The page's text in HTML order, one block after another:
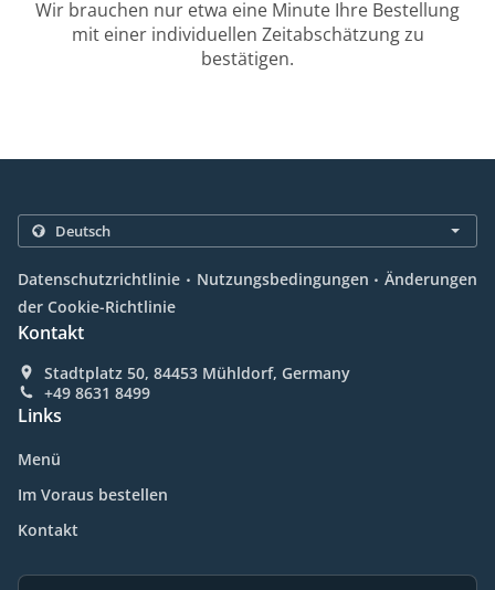
Wir brauchen nur etwa eine Minute Ihre Bestellung
mit einer individuellen Zeitabschätzung zu
bestätigen.
Datenschutzrichtlinie . Nutzungsbedingungen . Änderungen
der Cookie-Richtlinie
Kontakt
Stadtplatz 50, 84453 Mühldorf, Germany
+49 8631 8499
Links
Menü
Im Voraus bestellen
Kontakt